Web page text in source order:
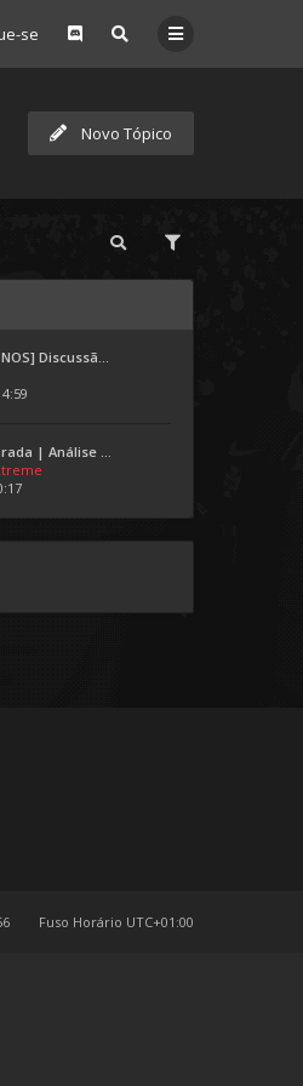
se
Novo Tópico
Discussã...
| Análise ...
Fuso Horário UTC+01:00